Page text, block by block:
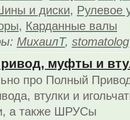
и диски, Рулевое
, Карданные валы
МихаилТ, stomatolog
муфты и
про Полный
втулки и
а также ШРУСы